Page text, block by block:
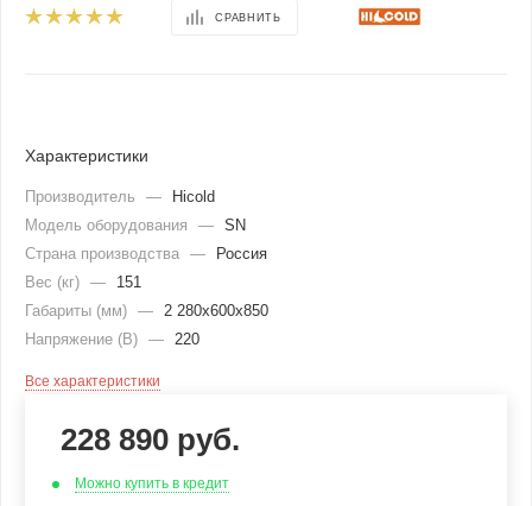
СРАВНИТЬ
Характеристики
Производитель —
Hicold
Модель оборудования
— SN
Страна производства —
Россия
Вес (кг) —
151
Габариты (мм) — 2 280x600x850
Напряжение (В) — 220
Все характеристики
228 890 руб.
Можно купить в кредит